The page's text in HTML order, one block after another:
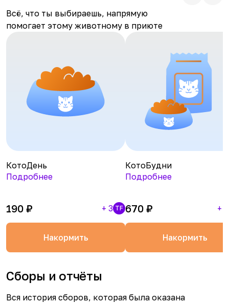
узнали больше людей и у Сёмёна появился шанс
найти свой дом.
Всё, что ты выбираешь, напрямую
помогает этому животному в приюте
КотоДень
Подробнее
190 ₽ + 3 TF
Накормить
КотоБудни
Подробнее
670 ₽ +
Накормить
Сборы и отчёты
Вся история сборов, которая была оказана